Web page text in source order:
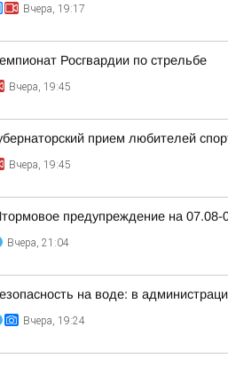
Вчера, 19:17
Росгвардии по стрельбе
Вчера, 19:45
прием любителей
Вчера, 19:45
предупреждение на 07.08-
Вчера, 21:04
на воде: в
Вчера, 19:24